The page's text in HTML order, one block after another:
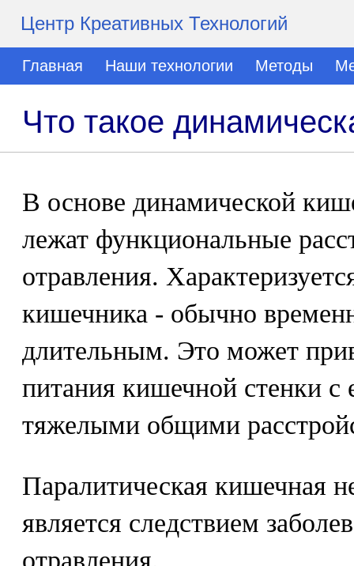
Центр Креативных Технологий
Главная Наши технологии Методы
Что такое
В основе динамической
лежат функциональные
отравления.
кишечника - обычно
длительным. Это может
питания кишечной стенки с
тяжелыми общими
Паралитическая кишечная
является следствием
отравления.